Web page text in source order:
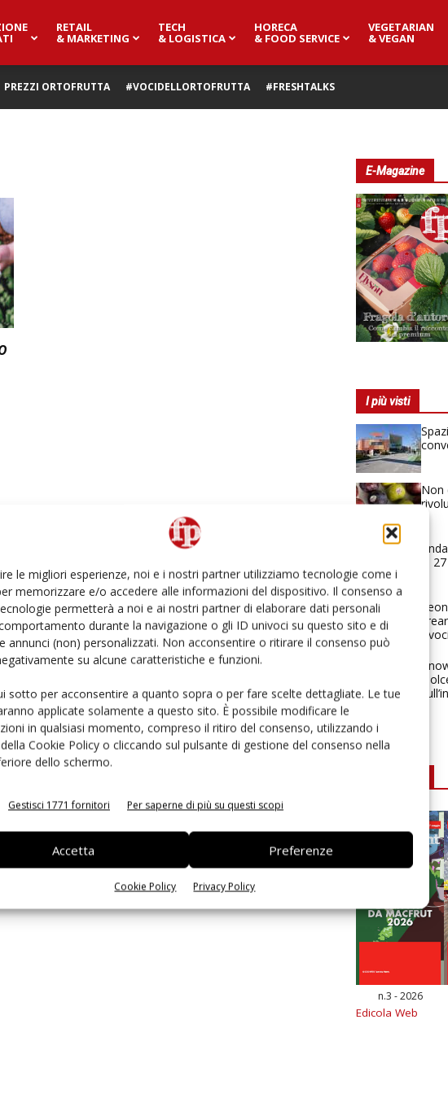
le migliori esperienze, noi e i nostri partner utilizziamo tecnologie come i
memorizzare e/o accedere alle informazioni del dispositivo. Il consenso a
permetterà a noi e ai nostri partner di elaborare dati personali
durante la navigazione o gli ID univoci su questo sito e di
annunci (non) personalizzati. Non acconsentire o ritirare il consenso può
su alcune caratteristiche e funzioni.
sotto per acconsentire a quanto sopra o per fare scelte dettagliate. Le tue
applicate solamente a questo sito. È possibile modificare le
in qualsiasi momento, compreso il ritiro del consenso, utilizzando i
Cookie Policy o cliccando sul pulsante di gestione del consenso nella
dello schermo.
Gestisci 1771 fornitori Per saperne di più su questi scopi
Accetta Preferenze
Cookie Policy Privacy Policy
RETAIL
& MARKETING
TECH
& LOGISTICA
HORECA
& FOOD SERVICE
VEGETARIAN
& VEGAN
PREZZI ORTOFRUTTA #VOCIDELLORTOFRUTTA #FRESHTALKS
E-Magazine
I più visti
Non
al
n.3 - 2026
Edicola Web